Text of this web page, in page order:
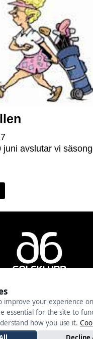
juni avslutar vi
| Centralvägen
| 036-30
|info@a6gk.se
improve your experience
essential for the site to
how you use it.